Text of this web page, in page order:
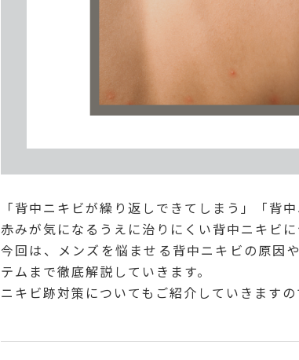
「背中ニキビが繰り返しできてしまう」「背
赤みが気になるうえに治りにくい背中ニキビ
今回は、メンズを悩ませる背中ニキビの原因
テムまで徹底解説していきます。
ニキビ跡対策についてもご紹介していきます